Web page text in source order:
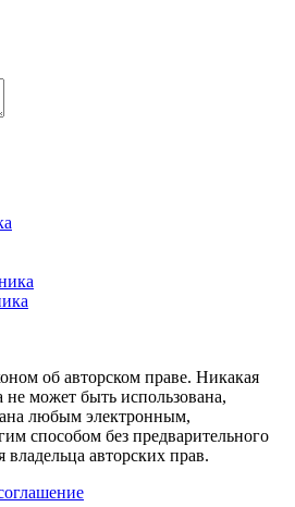
об авторском праве. Никакая
не может быть использована,
любым электронным,
способом без предварительного
авторских прав.